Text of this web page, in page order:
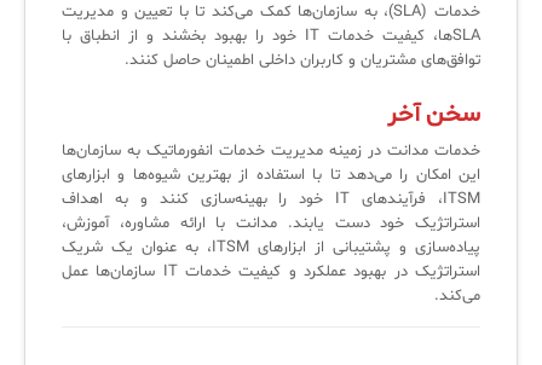
خدمات (SLA)، به سازمان‌ها کمک می‌کند تا با تعیین و مدیریت
SLAها، کیفیت خدمات IT خود را بهبود بخشند و از انطباق با
توافق‌های مشتریان و کاربران داخلی اطمینان حاصل کنند.
سخن آخر
خدمات مدانت در زمینه مدیریت خدمات انفورماتیک به سازمان‌ها
این امکان را می‌دهد تا با استفاده از بهترین شیوه‌ها و ابزارهای
ITSM، فرآیندهای IT خود را بهینه‌سازی کنند و به اهداف
استراتژیک خود دست یابند. مدانت با ارائه مشاوره، آموزش،
پیاده‌سازی و پشتیبانی از ابزارهای ITSM، به عنوان یک شریک
استراتژیک در بهبود عملکرد و کیفیت خدمات IT سازمان‌ها عمل
می‌کند.